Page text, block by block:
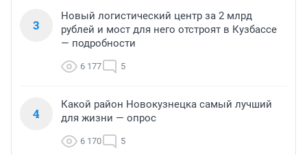
3
Новый логистический центр за 2 млрд
рублей и мост для него отстроят в Кузбассе
— подробности
6 177 5
4
Какой район Новокузнецка самый лучший
для жизни — опрос
6 170 5